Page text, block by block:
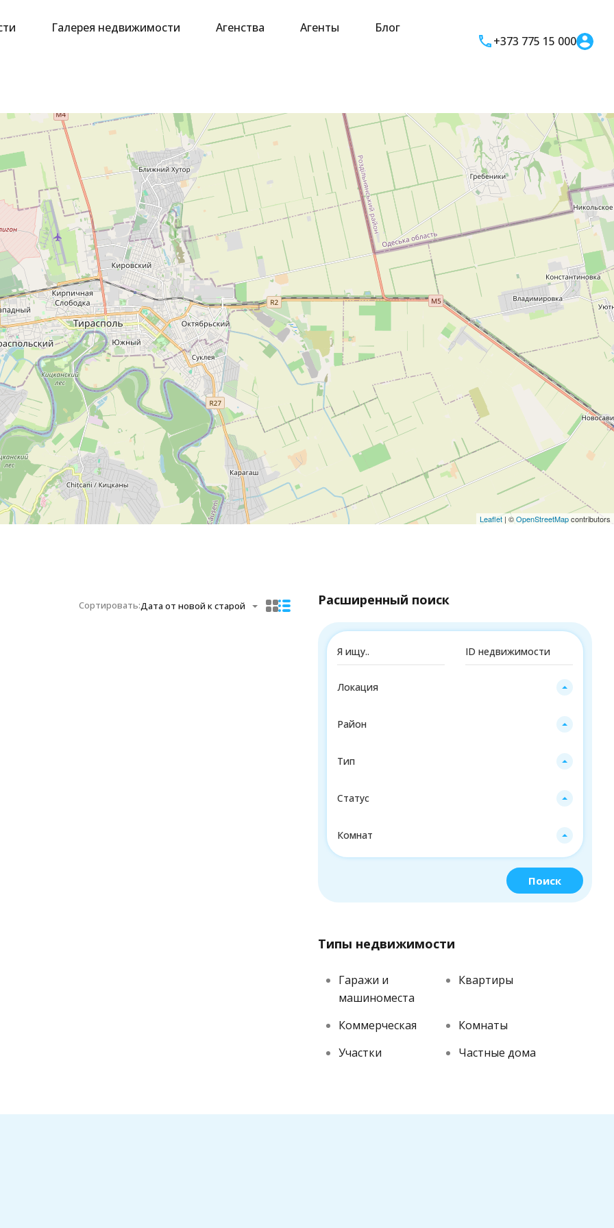
Галерея недвижимости Агенства Агенты
Блог
+373 775 15 000
Leaflet | ©OpenStreetMapcontributors
Сортировать:Дата от новой к старой Расширенный поиск
Локация
Район
Тип
Статус
Комнат
Поиск
Типы недвижимости
Гаражи и
машиноместа
Квартиры
Коммерческая
Комнаты
Участки
Частные дома